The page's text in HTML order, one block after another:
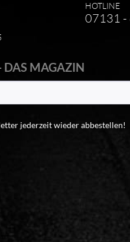
HOTLINE
07131
DAS MAGAZIN
jederzeit wieder abbestellen!